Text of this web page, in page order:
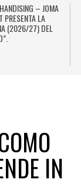
– JOMA
PRESENTA LA
(2026/27) DEL
IN